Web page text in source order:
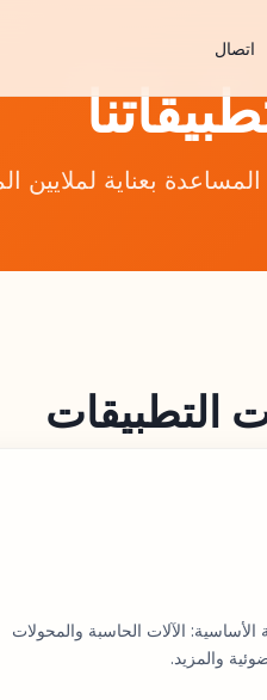
اتصال
بعناية لملايين
التطبيقات
الأساسية: الآلات الحاسبة والمحولات
والمزيد.